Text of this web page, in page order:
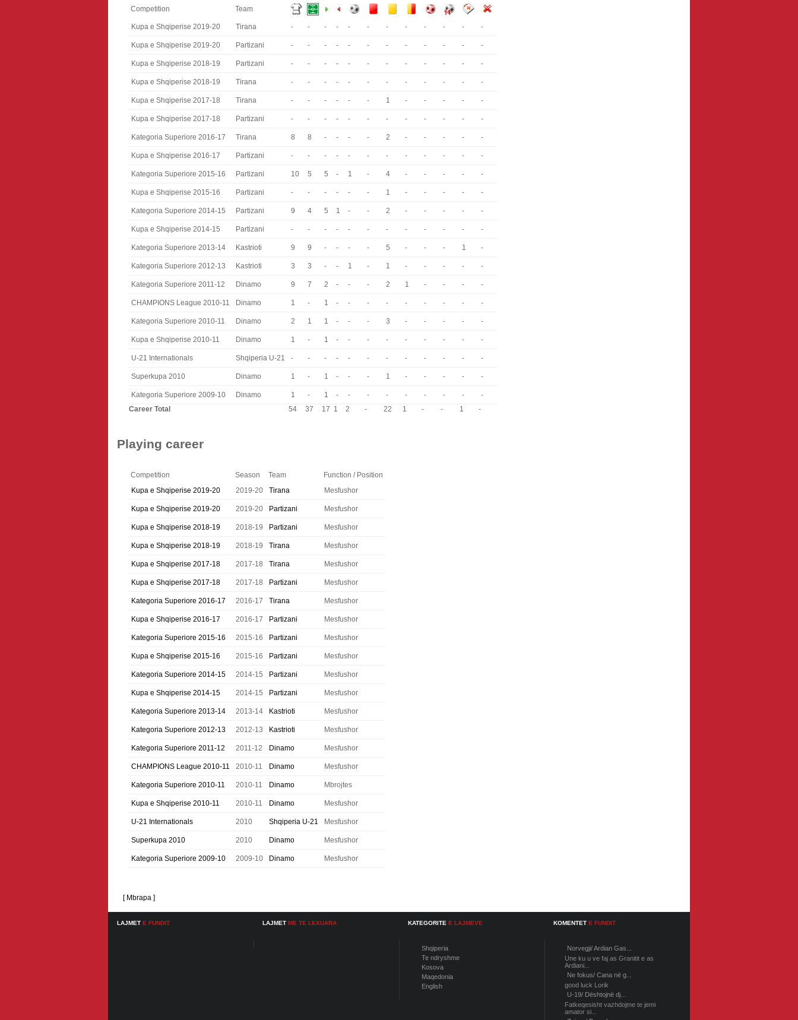
Competition Team
Kupa e Shqiperise 2019-20 Tirana - - - - - - - - - - - -
Kupa e Shqiperise 2019-20 Partizani - - - - - - - - - - - -
Kupa e Shqiperise 2018-19 Partizani - - - - - - - - - - - -
Kupa e Shqiperise 2018-19 Tirana - - - - - - - - - - - -
Kupa e Shqiperise 2017-18 Tirana - - - - - - 1 - - - - -
Kupa e Shqiperise 2017-18 Partizani - - - - - - - - - - - -
Kategoria Superiore 2016-17 Tirana 8 8 - - - - 2 - - - - -
Kupa e Shqiperise 2016-17 Partizani - - - - - - - - - - - -
Kategoria Superiore 2015-16 Partizani 10 5 5 - 1 - 4 - - - - -
Kupa e Shqiperise 2015-16 Partizani - - - - - - 1 - - - - -
Kategoria Superiore 2014-15 Partizani 9 4 5 1 - - 2 - - - - -
Kupa e Shqiperise 2014-15 Partizani - - - - - - - - - - - -
Kategoria Superiore 2013-14 Kastrioti 9 9 - - - - 5 - - - 1 -
Kategoria Superiore 2012-13 Kastrioti 3 3 - - 1 - 1 - - - - -
Kategoria Superiore 2011-12 Dinamo 9 7 2 - - - 2 1 - - - -
CHAMPIONS League 2010-11 Dinamo 1 - 1 - - - - - - - - -
Kategoria Superiore 2010-11 Dinamo 2 1 1 - - - 3 - - - - -
Kupa e Shqiperise 2010-11 Dinamo 1 - 1 - - - - - - - - -
U-21 Internationals Shqiperia U-21 - - - - - - - - - - - -
Superkupa 2010 Dinamo 1 - 1 - - - 1 - - - - -
Kategoria Superiore 2009-10 Dinamo 1 - 1 - - - - - - - -
-
Career Total
54 37 17 1 2 - 22 1 - - 1 -
Playing career
Competition Season Team
Function / Position
Kupa e Shqiperise 2019-20
2019-20 Tirana Mesfushor
Kupa e Shqiperise 2019-20 2019-20 Partizani Mesfushor
Kupa e Shqiperise 2018-19 2018-19 Partizani Mesfushor
Kupa e Shqiperise 2018-19 2018-19 Tirana Mesfushor
Kupa e Shqiperise 2017-18 2017-18 Tirana Mesfushor
Kupa e Shqiperise 2017-18 2017-18 Partizani Mesfushor
Kategoria Superiore 2016-17 2016-17 Tirana Mesfushor
Kupa e Shqiperise 2016-17 2016-17 Partizani Mesfushor
Kategoria Superiore 2015-16 2015-16 Partizani Mesfushor
Kupa e Shqiperise 2015-16 2015-16 Partizani Mesfushor
Kategoria Superiore 2014-15 2014-15 Partizani Mesfushor
Kupa e Shqiperise 2014-15 2014-15 Partizani Mesfushor
Kategoria Superiore 2013-14 2013-14 Kastrioti Mesfushor
Kategoria Superiore 2012-13 2012-13 Kastrioti Mesfushor
Kategoria Superiore 2011-12 2011-12 Dinamo Mesfushor
CHAMPIONS League 2010-11 2010-11 Dinamo Mesfushor
Kategoria Superiore 2010-11 2010-11 Dinamo Mbrojtes
Kupa e Shqiperise 2010-11 2010-11 Dinamo Mesfushor
U-21 Internationals 2010 Shqiperia U-21 Mesfushor
Superkupa 2010 2010 Dinamo Mesfushor
Kategoria Superiore 2009-10 2009-10 Dinamo Mesfushor
[ Mbrapa ]
LAJMET E FUNDIT LAJMET ME TE LEXUARA KATEGORITE E LAJMEVE
Shqiperia
Te ndryshme
Kosova
Maqedonia
English
KOMENTET E FUNDIT
Norvegji/ Ardian Gas...
Une ku u ve faj as Granitit e as
Ardiani...
Ne fokus/ Cana në g...
good luck Lorik
U-19/ Dështojnë dj...
Fatkeqesisht vazhdojme te jemi
amator si...